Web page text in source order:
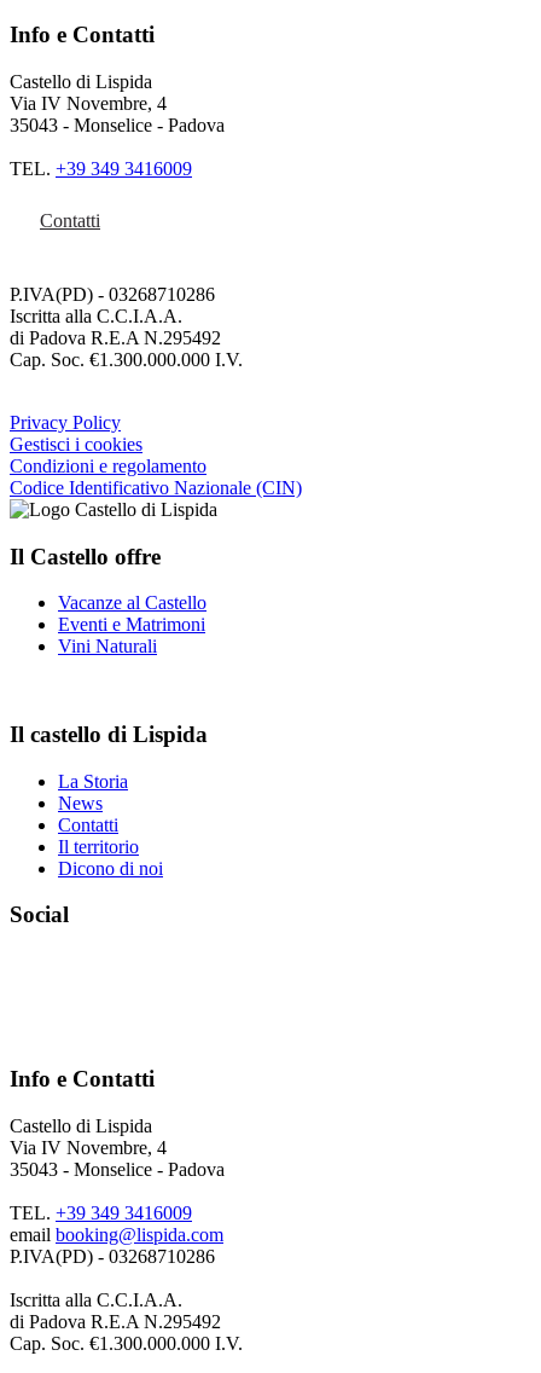
Info e Contatti
Castello di Lispida
Via IV Novembre, 4
35043 - Monselice - Padova
TEL. +39 349 3416009
Contatti
P.IVA(PD) - 03268710286
Iscritta alla C.C.I.A.A.
di Padova R.E.A N.295492
Cap. Soc. €1.300.000.000 I.V.
Privacy Policy
Gestisci i cookies
Condizioni e regolamento
Codice Identificativo Nazionale (CIN)
Il Castello offre
Vacanze al Castello
Eventi e Matrimoni
Vini Naturali
Il castello di Lispida
La Storia
News
Contatti
Il territorio
Dicono di noi
Social
Info e Contatti
Castello di Lispida
Via IV Novembre, 4
35043 - Monselice - Padova
TEL. +39 349 3416009
email booking@lispida.com
P.IVA(PD) - 03268710286
Iscritta alla C.C.I.A.A.
di Padova R.E.A N.295492
Cap. Soc. €1.300.000.000 I.V.